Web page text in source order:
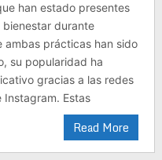
han estado presentes
bienestar durante
ambas prácticas han sido
su popularidad ha
gracias a las redes
Instagram. Estas
Read More